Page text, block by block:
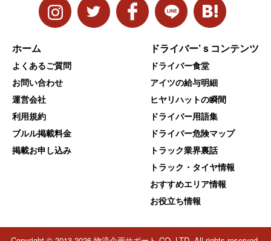
ホーム
よくあるご質問
お問い合わせ
運営会社
利用規約
ブルル掲載料金
掲載お申し込み
ドライバー’ｓコンテンツ
ドライバー食堂
アイツの給与明細
ヒヤリハットの瞬間
ドライバー用語集
ドライバー危険マップ
トラック業界裏話
トラック・タイヤ情報
おすすめエリア情報
お役立ち情報